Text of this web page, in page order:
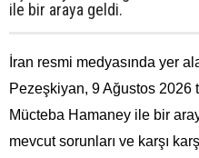
ile bir araya geldi.
İran resmi medyasında yer
Pezeşkiyan, 9 Ağustos 2026
Mücteba Hamaney ile bir
mevcut sorunları ve karşı